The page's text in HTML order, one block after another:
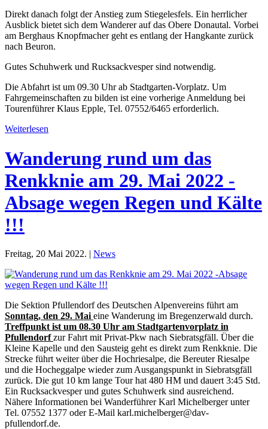
Direkt danach folgt der Anstieg zum Stiegelesfels. Ein herrlicher
Ausblick bietet sich dem Wanderer auf das Obere Donautal. Vorbei
am Berghaus Knopfmacher geht es entlang der Hangkante zurück
nach Beuron.
Gutes Schuhwerk und Rucksackvesper sind notwendig.
Die Abfahrt ist um 09.30 Uhr ab Stadtgarten-Vorplatz. Um
Fahrgemeinschaften zu bilden ist eine vorherige Anmeldung bei
Tourenführer Klaus Epple, Tel. 07552/6465 erforderlich.
Weiterlesen
Wanderung rund um das
Renkknie am 29. Mai 2022 -
Absage wegen Regen und Kälte
!!!
Freitag, 20 Mai 2022. | News
Die Sektion Pfullendorf des Deutschen Alpenvereins führt am
Sonntag, den 29. Mai eine Wanderung im Bregenzerwald durch.
Treffpunkt ist um 08.30 Uhr am Stadtgartenvorplatz in
Pfullendorf zur Fahrt mit Privat-Pkw nach Siebratsgfäll. Über die
Kleine Kapelle und den Sausteig geht es direkt zum Renkknie. Die
Strecke führt weiter über die Hochriesalpe, die Bereuter Riesalpe
und die Hocheggalpe wieder zum Ausgangspunkt in Siebratsgfäll
zurück. Die gut 10 km lange Tour hat 480 HM und dauert 3:45 Std.
Ein Rucksackvesper und gutes Schuhwerk sind ausreichend.
Nähere Informationen bei Wanderführer Karl Michelberger unter
Tel. 07552 1377 oder E-Mail karl.michelberger@dav-
pfullendorf.de.